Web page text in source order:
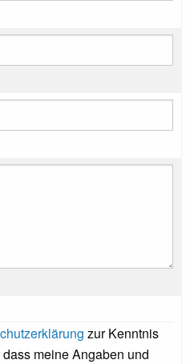
zur Kenntnis
meine Angaben und